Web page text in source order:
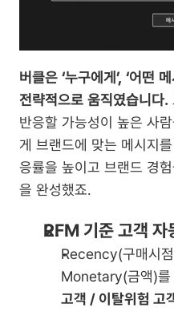
버클은 ‘누구에게’, ‘어떤
전략적으로 움직였습니다.
반응할 가능성이 높은 사
게 브랜드에 맞는 메시지
응률을 높이고 브랜드 경
을 완성했죠.
RFM 기준 고객 자
Recency(구매시
Monetary(금액)를
고객 / 이탈위험 고